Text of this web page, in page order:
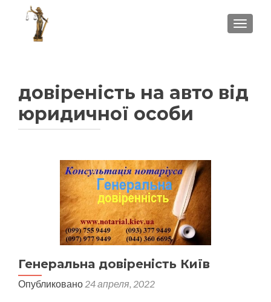
довіреність на авто від
юридичної особи
Генеральна довіреність Київ
Опубликовано 24 апреля, 2022